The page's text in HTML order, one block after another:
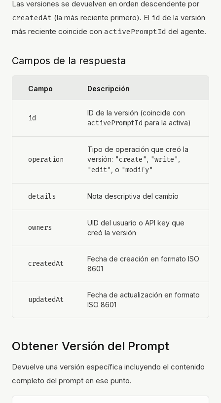
Las versiones se devuelven en orden descendente por
createdAt (la más reciente primero). El id de la versión
más reciente coincide con activePromptId del agente.
Campos de la respuesta
Campo Descripción
id
ID de la versión (coincide con
activePromptId para la activa)
operation
Tipo de operación que creó la
versión: "create" "write"
"edit" , o "modify"
details Nota descriptiva del cambio
owners
UID del usuario o API key que
creó la versión
createdAt
Fecha de creación en formato ISO
8601
updatedAt
Fecha de actualización en formato
ISO 8601
Obtener Versión del Prompt
Devuelve una versión específica incluyendo el contenido
completo del prompt en ese punto.